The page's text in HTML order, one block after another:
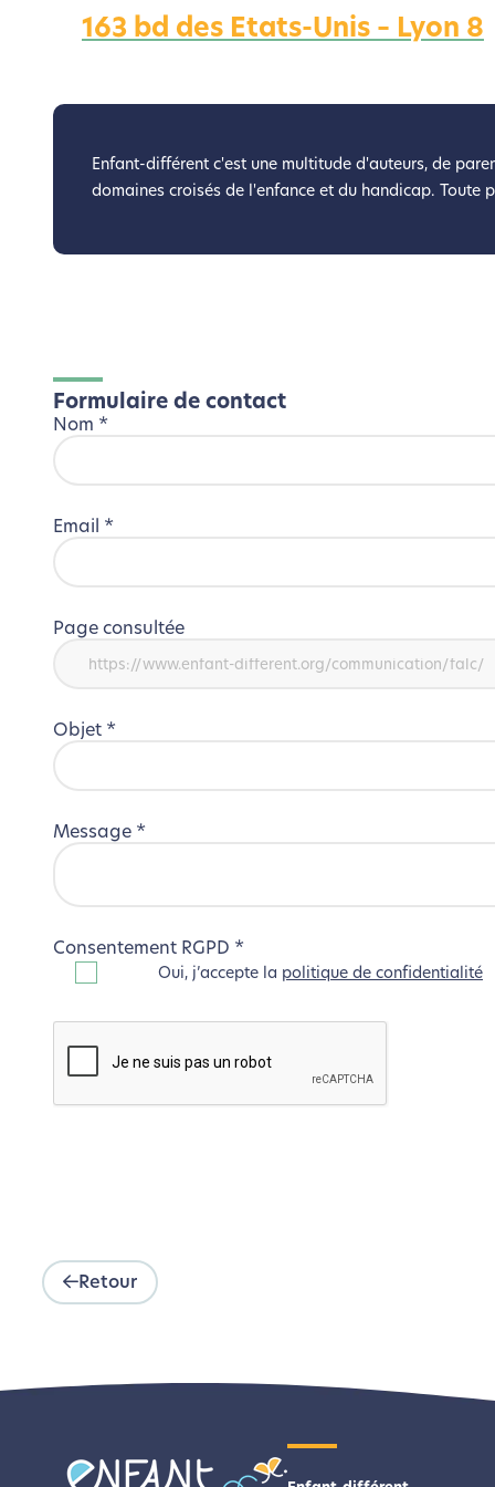
Nous avons
Si vous aussi vous
163 bd des Etats-Unis – Lyon 8
Enfant-différent c'est une multitude d'auteurs, de
domaines croisés de l'enfance et du handicap. Toute
Formulaire de contact
Nom *
Email *
Page consultée
Objet *
Message *
Consentement RGPD *
Oui, j’accepte la politique de confidentialité
Retour